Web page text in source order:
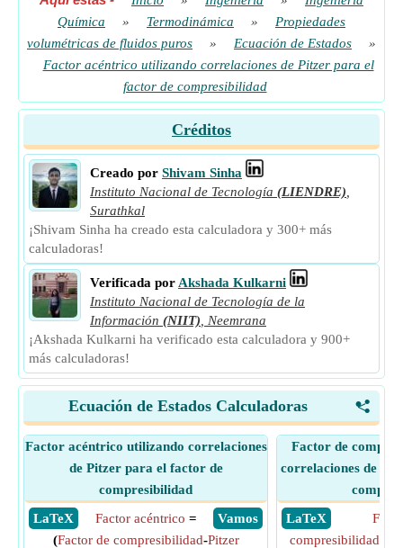
Química
» Termodinámica »
Propiedades
volumétricas de fluidos puros
» Ecuación de Estados
»
Factor acéntrico utilizando correlaciones de Pitzer para el
factor de compresibilidad
Créditos
Creado por Shivam Sinha
Instituto Nacional de Tecnología (LIENDRE)
Surathkal
¡Shivam Sinha ha creado esta calculadora y 300+ más
calculadoras!
Verificada por Akshada Kulkarni
Instituto Nacional de Tecnología de la
Información (NIIT)
Neemrana
¡Akshada Kulkarni ha verificado esta calculadora y 900+
más calculadoras!
<
Ecuación de Estados Calculadoras
Factor acéntrico utilizando correlaciones
de Pitzer para el factor de
compresibilidad
​ LaTeX
​ Vamos
Factor acéntrico =
(Factor de compresibilidad-Pitzer
Factor de
correlaciones de
​ LaTeX
compresibilidad